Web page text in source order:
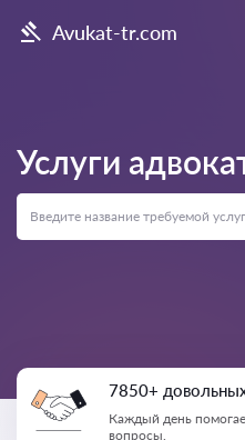
Avukat-tr.com
Услуги
7850+
Каждый день
вопросы.